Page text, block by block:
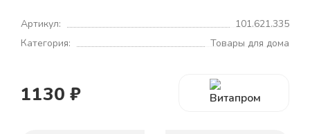
1130 ₽
Артикул:
101.621.335
Категория:
Товары для дома